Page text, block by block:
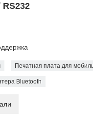
Печатная плата для
Bluetooth